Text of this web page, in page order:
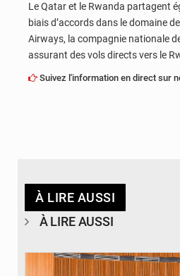
Le Qatar et le Rwanda partagent
biais d’accords dans le domaine
Airways, la compagnie nationale
assurant des vols directs vers le
Suivez l'information en direct sur
À LIRE AUSSI
À LIRE AUSSI